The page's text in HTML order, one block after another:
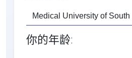
你的年龄: